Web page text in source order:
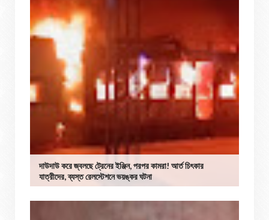
দাউদাউ করে জ্বলছে ট্রেনের ইঞ্জিন, পরপর কামরা! আর্ত চিৎকার
যাত্রীদের, ব্যস্ত রেলস্টেশনে ভয়ঙ্কর ঘটনা